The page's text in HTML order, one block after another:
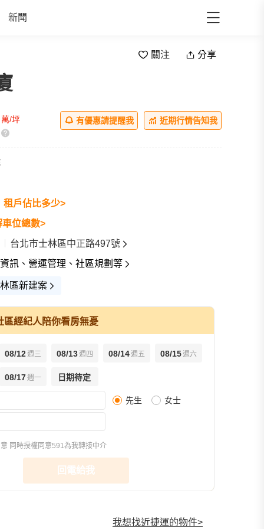
新聞
關注 分享
萬/坪 有優惠請提醒我 近期行情告知我
租戶佔比多少>
車位總數>
台北市士林區中正路497號
訊、營運管理、社區規劃等
區新建案
區經紀人陪你看房無憂
08/12週三 08/13週四 08/14週五 08/15週六
08/17週一 日期待定
先生 女士
同時授權同意591為我轉接中介
回電給我
我想找近捷運的物件>